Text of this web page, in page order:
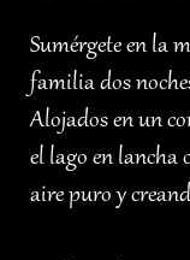
Sumérgete en la
familia dos
Alojados en un
el lago en lancha
aire puro y